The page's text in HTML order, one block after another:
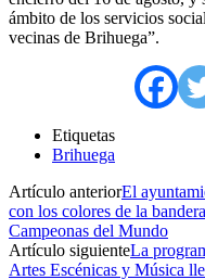
ámbito de los servicios
vecinas de Brihuega”.
Etiquetas
Brihuega
Artículo anteriorEl
con los colores de la
Campeonas del Mundo
Artículo siguienteLa
Artes Escénicas y Música